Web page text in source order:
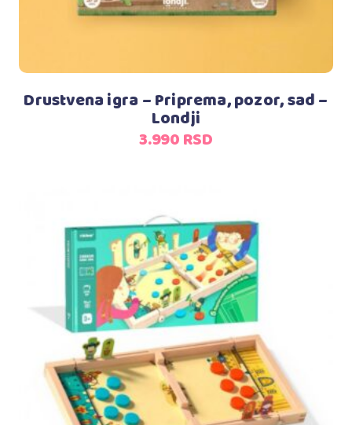
Drustvena igra – Priprema, pozor, sad –
Londji
3.990RSD
Dodaj u korpu